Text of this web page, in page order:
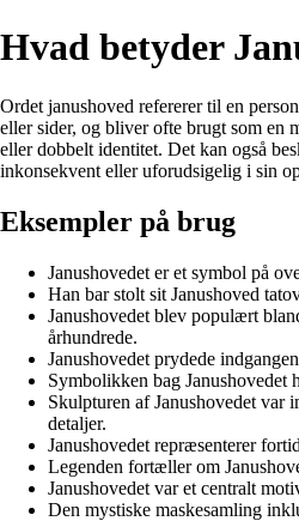
Hvad betyder
Ordet janushoved refererer til en
eller sider, og bliver ofte brugt som en
eller dobbelt identitet. Det kan også
inkonsekvent eller uforudsigelig i sin
Eksempler på brug
Janushovedet er et symbol på
Han bar stolt sit Janushoved
Janushovedet blev populært
århundrede.
Janushovedet prydede
Symbolikken bag Janushovedet
Skulpturen af Janushovedet var
detaljer.
Janushovedet repræsenterer
Legenden fortæller om
Janushovedet var et centralt
Den mystiske maskesamling